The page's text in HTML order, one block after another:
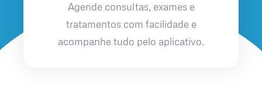
Agende consultas, exames e
tratamentos com facilidade e
acompanhe tudo pelo aplicativo.